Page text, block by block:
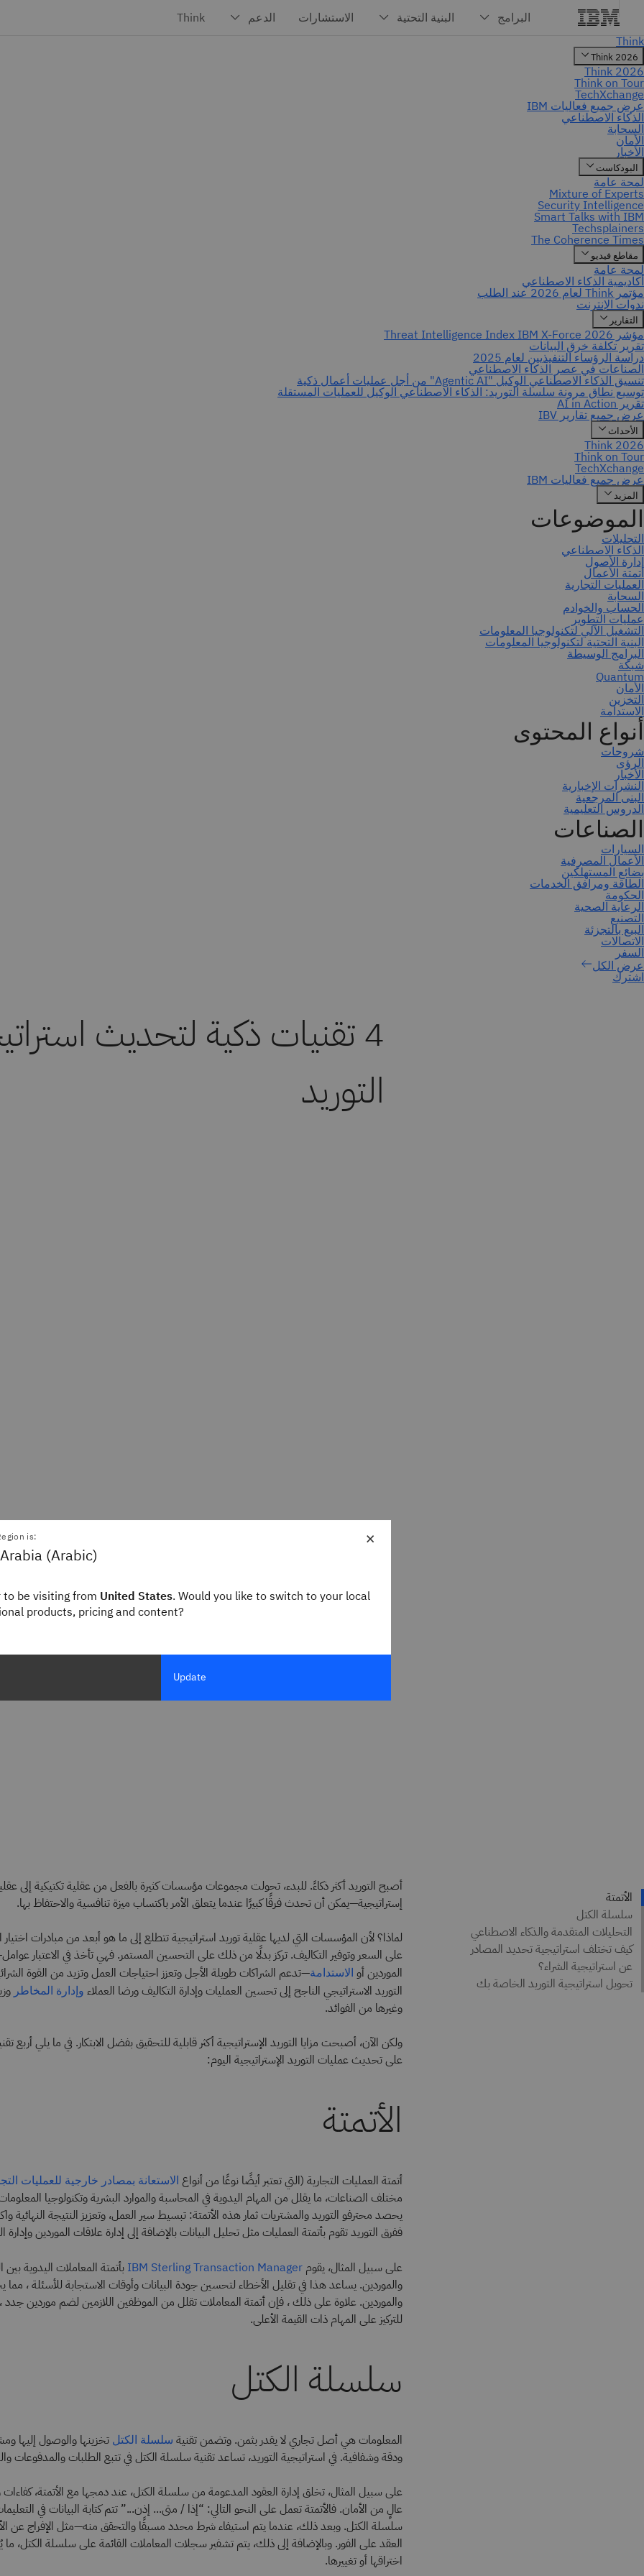
اشترك
4 تقنيات ذكية لتحديث
التوريد
أصبح التوريد أكثر ذكاءً. للبدء، تحولت مجموعات مؤسسات كثيرة بالفعل من عقلية تكتيكية إلى
إستراتيجية—يمكن أن تحدث فرقًا كبيرًا عندما يتعلق الأمر باكتساب ميزة تنافسية والاحتفاظ بها.
لماذا؟ لأن المؤسسات التي لديها عقلية توريد استراتيجية تتطلع إلى ما هو أبعد من مبادرات اختيار
على السعر وتوفير التكاليف. تركز بدلًا من ذلك على التحسين المستمر. فهي تأخذ في الاعتبار
الموردين أو الاستدامة—تدعم الشراكات طويلة الأجل وتعزز احتياجات العمل وتزيد من القوة
التوريد الاستراتيجي الناجح إلى تحسين العمليات وإدارة التكاليف ورضا العملاء وإدارة المخاطر
وغيرها من الفوائد.
ولكن الآن، أصبحت مزايا التوريد الإستراتيجية أكثر قابلية للتحقيق بفضل الابتكار. في ما يلي أربع
على تحديث عمليات التوريد الإستراتيجية اليوم:
الأتمتة
أتمتة العمليات التجارية (التي تعتبر أيضًا نوعًا من أنواع الاستعانة بمصادر خارجية للعمليات
مختلف الصناعات، ما يقلل من المهام اليدوية في المحاسبة والموارد البشرية وتكنولوجيا
يحصد محترفو التوريد والمشتريات ثمار هذه الأتمتة: تبسيط سير العمل، وتعزيز النتيجة النهائية
ففرق التوريد تقوم بأتمتة العمليات مثل تحليل البيانات بالإضافة إلى إدارة علاقات الموردين وإدارة
على سبيل المثال، يقوم IBM Sterling Transaction Manager بأتمتة المعاملات اليدوية بين
والموردين. يساعد هذا في تقليل الأخطاء لتحسين جودة البيانات وأوقات الاستجابة للأسئلة ،
والموردين. علاوة على ذلك ، فإن أتمتة المعاملات تقلل من الموظفين اللازمين لضم موردين جدد
للتركيز على المهام ذات القيمة الأعلى.
سلسلة الكتل
المعلومات هي أصل تجاري لا يقدر بثمن. وتضمن تقنية سلسلة الكتل تخزينها والوصول إليها
ودقة وشفافية. في استراتيجية التوريد، تساعد تقنية سلسلة الكتل في تتبع الطلبات والمدفوعات
على سبيل المثال، تخلق إدارة العقود المدعومة من سلسلة الكتل، عند دمجها مع الأتمتة،
عالٍ من الأمان. فالأتمتة تعمل على النحو التالي: “إذا / متى... إذن...” تتم كتابة البيانات في
سلسلة الكتل. وبعد ذلك، عندما يتم استيفاء شرط محدد مسبقًا والتحقق منه—مثل الإفراج عن
العقد على الفور. وبالإضافة إلى ذلك، يتم تشفير سجلات المعاملات القائمة على سلسلة الكتل،
اختراقها أو تغييرها.
×
is:
(Arabic)
to be visiting from United States. Would you like to switch to your local
products, pricing and content?
Update